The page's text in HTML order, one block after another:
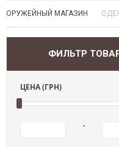
ОРУЖЕЙНЫЙ МАГАЗИН
ФИЛЬТР
ЦЕНА (ГРН)
-